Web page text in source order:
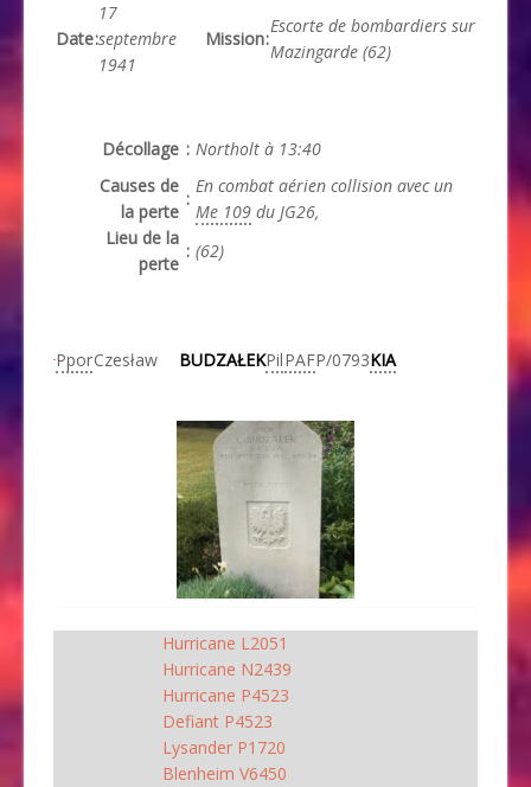
Date:
17
septembre
1941
Mission:
Escorte de bombardiers sur
Mazingarde (62)
Décollage : Northolt à 13:40
Causes de
la perte
:
En combat aérien collision avec un
Me 109 du JG26,
Lieu de la
perte
: (62)
PporCzesław BUDZAŁEKPilPAFP/0793KIA
Hurricane L2051
Hurricane N2439
Hurricane P4523
Defiant P4523
Lysander P1720
Blenheim V6450